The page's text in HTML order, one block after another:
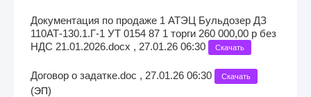
Документация по продаже 1 АТЭЦ Бульдозер ДЗ
110АТ-130.1.Г-1 УТ 0154 87 1 торги 260 000,00 р без
НДС 21.01.2026.docx , 27.01.26 06:30
Скачать
Договор о задатке.doc , 27.01.26 06:30 Скачать
(ЭП)